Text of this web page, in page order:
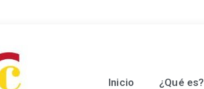
Inicio ¿Qué es?